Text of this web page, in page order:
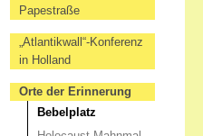
Papestraße
„Atlantikwall“-Konferenz
in Holland
Orte der Erinnerung
Bebelplatz